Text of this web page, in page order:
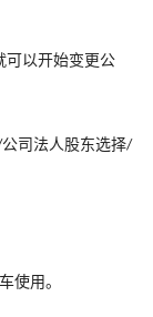
可以开始变更公
公司法人股东选择/
使用。